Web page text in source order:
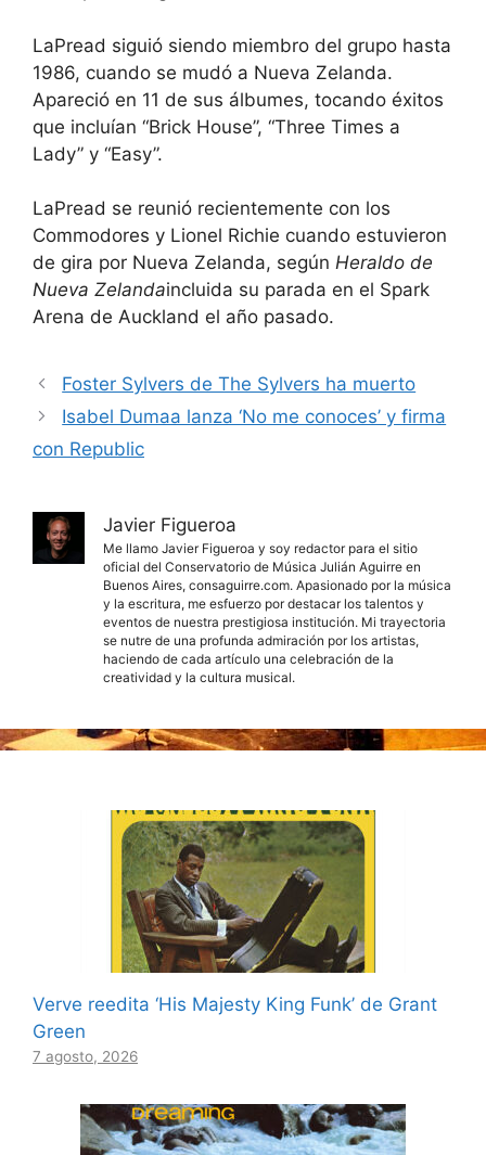
LaPread siguió siendo miembro del grupo hasta
1986, cuando se mudó a Nueva Zelanda.
Apareció en 11 de sus álbumes, tocando éxitos
que incluían “Brick House”, “Three Times a
Lady” y “Easy”.
LaPread se reunió recientemente con los
Commodores y Lionel Richie cuando estuvieron
de gira por Nueva Zelanda, según Heraldo de
Nueva Zelandaincluida su parada en el Spark
Arena de Auckland el año pasado.
Foster Sylvers de The Sylvers ha muerto
Isabel Dumaa lanza ‘No me conoces’ y firma
con Republic
Javier Figueroa
Me llamo Javier Figueroa y soy redactor para el sitio
oficial del Conservatorio de Música Julián Aguirre en
Buenos Aires, consaguirre.com. Apasionado por la música
y la escritura, me esfuerzo por destacar los talentos y
eventos de nuestra prestigiosa institución. Mi trayectoria
se nutre de una profunda admiración por los artistas,
haciendo de cada artículo una celebración de la
creatividad y la cultura musical.
Verve reedita ‘His Majesty King Funk’ de Grant
Green
7 agosto, 2026